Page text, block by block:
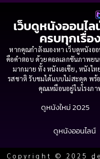
เว็บดูหนังออนไ
ครบทุกเรื่อ
หากคุณกำลังมองหา เว็บดูหนังอ
คือคำตอบ ด้วยคอลเลกชันภาพย
มากมาย ทั้ง หนังเอเชีย, หนังไ
รสชาติ รับชมได้แบบไม่สะดุด พ
คุณเหมือนอยู่ในโรงภ
ดูหนังใหม่ 2025
ดูหนังออนไลน์
Copyright © 2025